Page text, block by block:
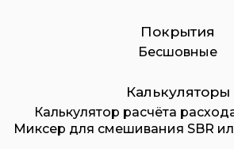
Покрытия
Бесшовные
Калькуляторы
Калькулятор расчёта
Миксер для смешивания SBR